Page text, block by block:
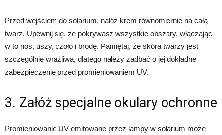
Przed wejściem do solarium, nałóż krem równomiernie na całą
twarz. Upewnij się, że pokrywasz wszystkie obszary, włączając
w to nos, uszy, czoło i brodę. Pamiętaj, że skóra twarzy jest
szczególnie wrażliwa, dlatego należy zadbać o jej dokładne
zabezpieczenie przed promieniowaniem UV.
3. Załóż specjalne okulary ochronne
Promieniowanie UV emitowane przez lampy w solarium może